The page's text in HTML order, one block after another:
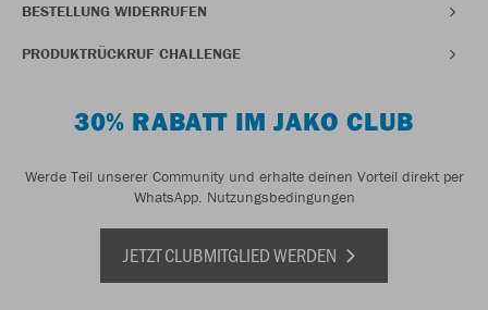
BESTELLUNG WIDERRUFEN
PRODUKTRÜCKRUF CHALLENGE
30% RABATT IM JAKO CLUB
Werde Teil unserer Community und erhalte deinen Vorteil direkt per
WhatsApp. Nutzungsbedingungen
JETZT CLUBMITGLIED WERDEN